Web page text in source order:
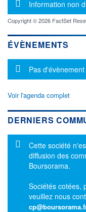
Message
Information non
Copyright © 2026 FactSet
ÉVÈNEMENTS
Message
Pas
Voir l'agenda complet
DERNIERS
Message
Cette société
diffusion des
Boursorama.
Sociétés cotées,
veuillez nous